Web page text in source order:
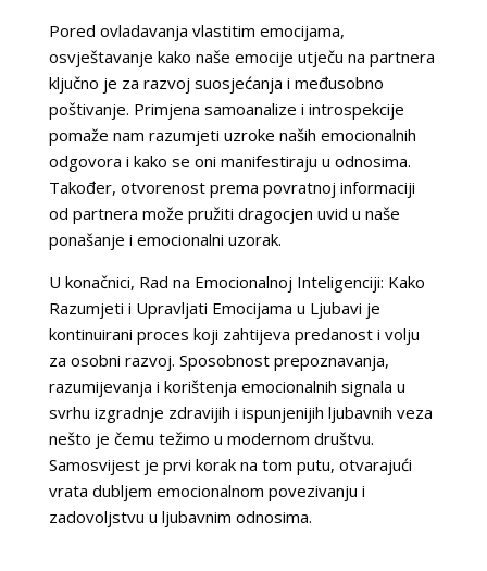
Pored ovladavanja vlastitim emocijama,
osvještavanje kako naše emocije utječu na partnera
ključno je za razvoj suosjećanja i međusobno
poštivanje. Primjena samoanalize i introspekcije
pomaže nam razumjeti uzroke naših emocionalnih
odgovora i kako se oni manifestiraju u odnosima.
Također, otvorenost prema povratnoj informaciji
od partnera može pružiti dragocjen uvid u naše
ponašanje i emocionalni uzorak.
U konačnici, Rad na Emocionalnoj Inteligenciji: Kako
Razumjeti i Upravljati Emocijama u Ljubavi je
kontinuirani proces koji zahtijeva predanost i volju
za osobni razvoj. Sposobnost prepoznavanja,
razumijevanja i korištenja emocionalnih signala u
svrhu izgradnje zdravijih i ispunjenijih ljubavnih veza
nešto je čemu težimo u modernom društvu.
Samosvijest je prvi korak na tom putu, otvarajući
vrata dubljem emocionalnom povezivanju i
zadovoljstvu u ljubavnim odnosima.